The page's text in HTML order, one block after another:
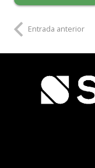
Entrada anterior